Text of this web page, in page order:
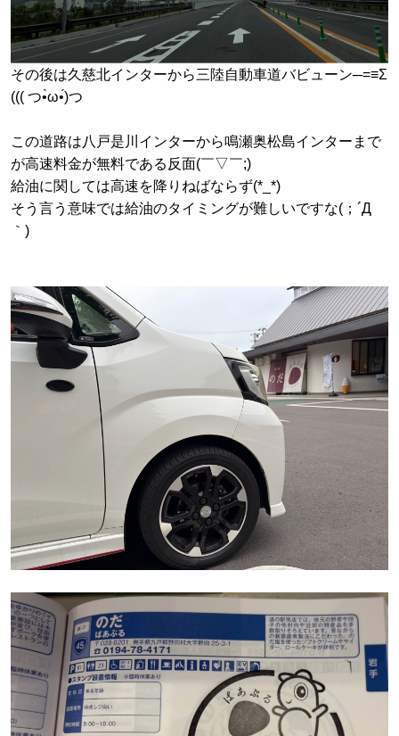
その後は久慈北インターから三陸自動車道バビューン─=≡Σ
((( つ•̀ω•́)つ
この道路は八戸是川インターから鳴瀬奥松島インターまで
が高速料金が無料である反面(￣▽￣;)
給油に関しては高速を降りねばならず(*_*)
そう言う意味では給油のタイミングが難しいですな(；´Д
｀)